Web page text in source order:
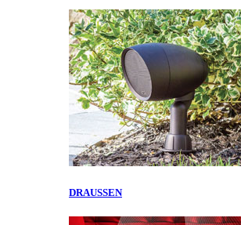
DRAUSSEN